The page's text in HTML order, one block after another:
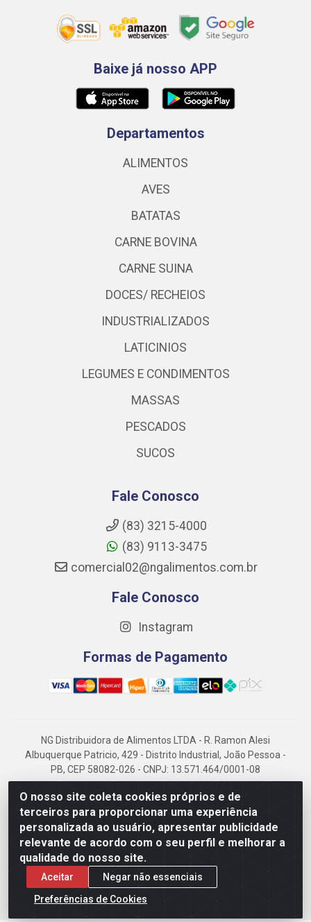
O nosso site coleta cookies próprios e de
terceiros para proporcionar uma experiência
personalizada ao usuário, apresentar publicidade
relevante de acordo com o seu perfil e melhorar a
qualidade do nosso site.
Aceitar
Negar não essenciais
Preferências de Cookies
Baixe já nosso APP
Departamentos
ALIMENTOS
AVES
BATATAS
CARNE BOVINA
CARNE SUINA
DOCES/ RECHEIOS
INDUSTRIALIZADOS
LATICINIOS
LEGUMES E CONDIMENTOS
MASSAS
PESCADOS
SUCOS
Fale Conosco
(83) 3215-4000
(83) 9113-3475
comercial02@ngalimentos.com.br
Fale Conosco
Instagram
Formas de Pagamento
NG Distribuidora de Alimentos LTDA - R. Ramon Alesi
Albuquerque Patricio, 429 - Distrito Industrial, João Pessoa -
PB, CEP 58082-026 - CNPJ: 13.571.464/0001-08
NG Alimentos, há mais de 14 anos no mercado paraibano, é
referência em frigorificados, destacando-se pela logística
eficiente e excelência.